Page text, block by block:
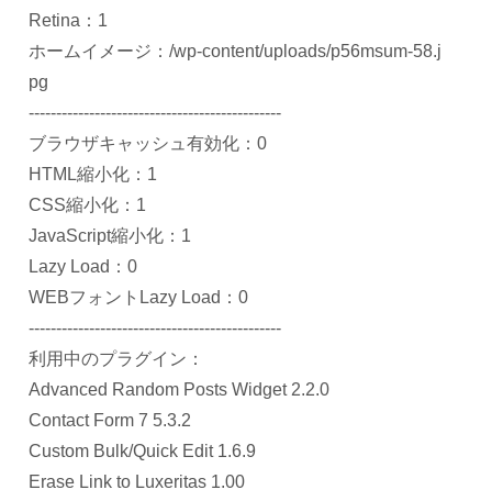
Retina：1
ホームイメージ：/wp-content/uploads/p56msum-58.j
pg
----------------------------------------------
ブラウザキャッシュ有効化：0
HTML縮小化：1
CSS縮小化：1
JavaScript縮小化：1
Lazy Load：0
WEBフォントLazy Load：0
----------------------------------------------
利用中のプラグイン：
Advanced Random Posts Widget 2.2.0
Contact Form 7 5.3.2
Custom Bulk/Quick Edit 1.6.9
Erase Link to Luxeritas 1.00